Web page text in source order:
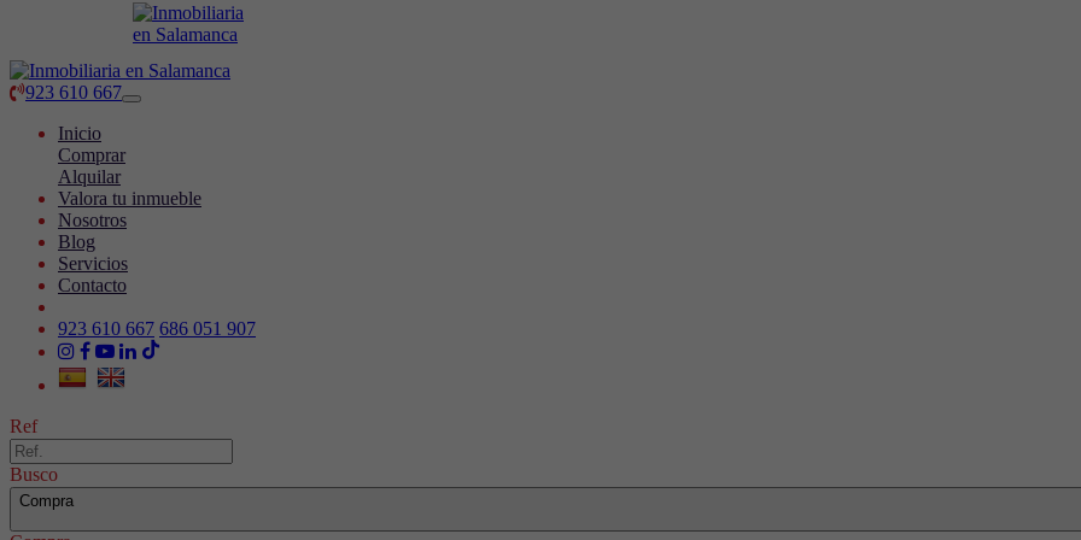
923 610 667
Toggle
Inicio
Comprar
Alquilar
Valora tu inmueble
Nosotros
Blog
Servicios
Contacto
923 610 667 686 051 907
Ref
Busco
Compra